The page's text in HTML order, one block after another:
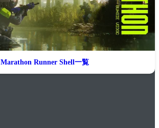
Marathon Runner Shell一覧